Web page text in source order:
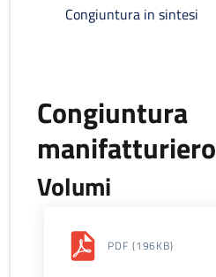
Congiuntura in sintesi
Congiuntura
manifatturiero
Volumi
PDF (196KB)